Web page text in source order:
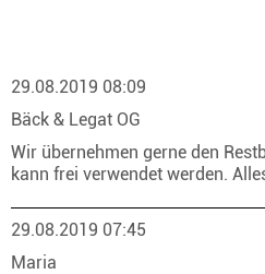
29.08.2019 08:09
Bäck & Legat OG
Wir übernehmen gerne den
kann frei verwendet werden.
29.08.2019 07:45
Maria